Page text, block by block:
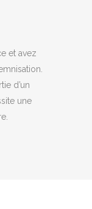
et avez
d’un
une